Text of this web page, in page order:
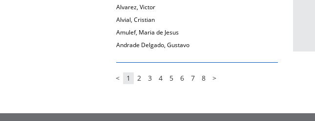
Alvarez, Victor
Alvial, Cristian
Amulef, Maria de Jesus
Andrade Delgado, Gustavo
< 1 2 3 4 5 6 7 8 >